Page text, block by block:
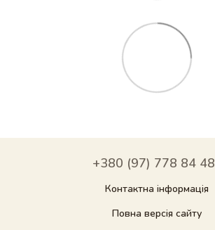
+380 (97) 778 84 48
Контактна інформація
Повна версія сайту